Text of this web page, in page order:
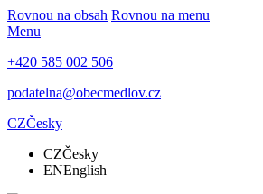
Rovnou na obsah Rovnou na menu
Menu
+420 585 002 506
podatelna@obecmedlov.cz
CZČesky
CZČesky
ENEnglish